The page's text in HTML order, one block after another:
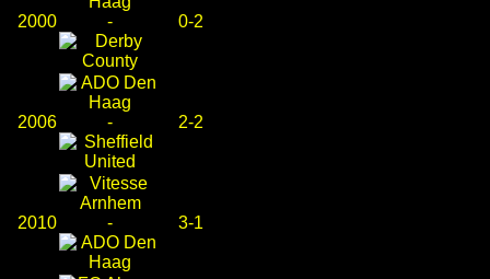
2000 - 0-2
2006 - 2-2
2010 - 3-1